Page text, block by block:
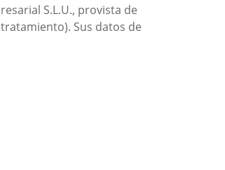
S.L.U., provista de
Sus datos de